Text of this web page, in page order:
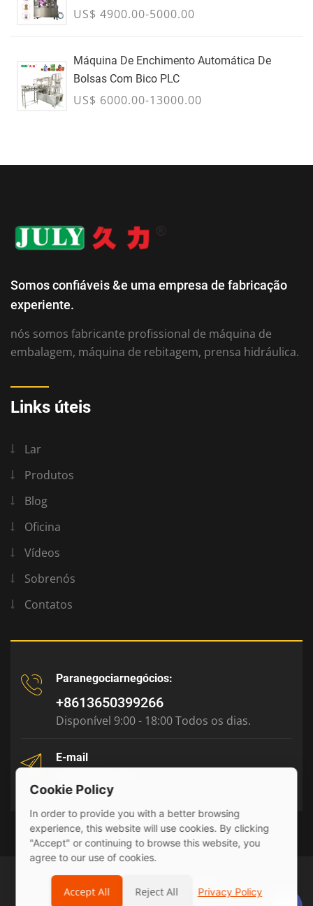
US$ 4900.00-5000.00
Máquina De Enchimento Automática De
Bolsas Com Bico PLC
US$ 6000.00-13000.00
Somos confiáveis ​​&e uma empresa de fabricação
experiente.
nós somos fabricante profissional de máquina de
embalagem, máquina de rebitagem, prensa hidráulica.
Links úteis
Lar
Produtos
Blog
Oficina
Vídeos
Sobrenós
Contatos
Paranegociarnegócios:
+8613650399266
Disponível 9:00 - 18:00 Todos os dias.
E-mail
© 2026 Julyr Industrial Ltd
Cookie Policy
In order to provide you with a better browsing
experience, this website will use cookies. By clicking
"Accept" or continuing to browse this website, you
agree to our use of cookies.
Accept All Reject All Privacy Policy